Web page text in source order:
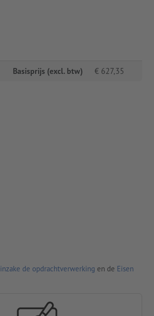
Basisprijs (excl. btw) € 627,35
de opdrachtverwerking en de Eisen